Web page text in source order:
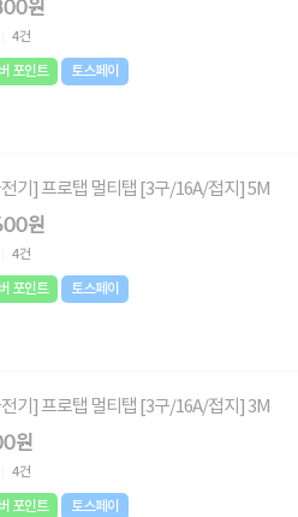
원
4건
포인트 토스페이
기] 프로탭 멀티탭 [3구/16A/접지] 5M
원
4건
포인트 토스페이
기] 프로탭 멀티탭 [3구/16A/접지] 3M
원
4건
포인트 토스페이